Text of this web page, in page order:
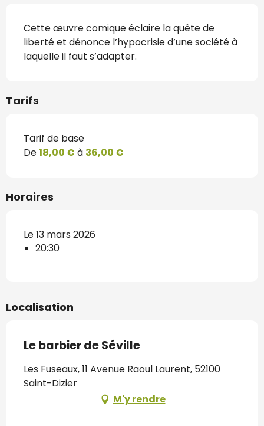
Cette œuvre comique éclaire la quête de
liberté et dénonce l’hypocrisie d’une société à
laquelle il faut s’adapter.
Tarifs
Tarif de base
De18,00 € à 36,00 €
Horaires
Le 13 mars 2026
20:30
Localisation
Le barbier de Séville
Les Fuseaux, 11 Avenue Raoul Laurent, 52100
Saint-Dizier
M'y rendre